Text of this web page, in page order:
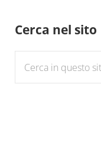
Sidebar
Cerca nel sito